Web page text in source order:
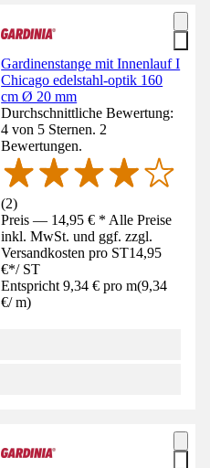
Gardinenstange mit Innenlauf I
Chicago edelstahl-optik 160
cm Ø 20 mm
Durchschnittliche Bewertung:
4 von 5 Sternen. 2
Bewertungen.
(2)
Preis — 14,95 € * Alle Preise
inkl. MwSt. und ggf. zzgl.
Versandkosten pro ST14,95
€*/ ST
Entspricht 9,34 € pro m(9,34
€/ m)